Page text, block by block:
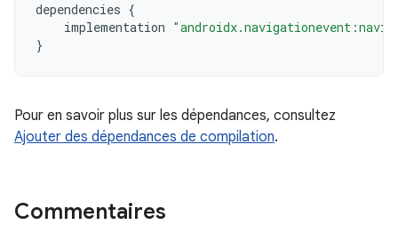
dependencies {
implementation
}
Pour en savoir plus sur les dépendances, consultez
Ajouter des dépendances de compilation.
Commentaires